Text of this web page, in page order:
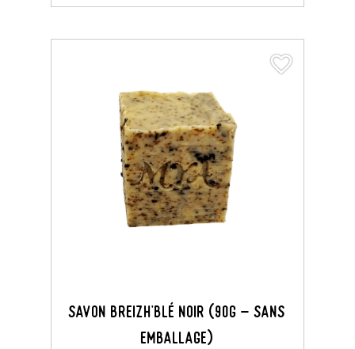
Savon Breizh'Blé Noir (90G - Sans
Emballage)
favorite_border
favorite_border